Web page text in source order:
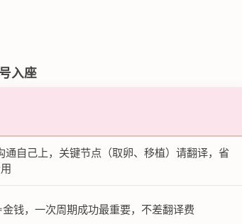
入座
通自己上，关键节点（取卵、移植）请翻译，省
钱，一次周期成功最重要，不差翻译费